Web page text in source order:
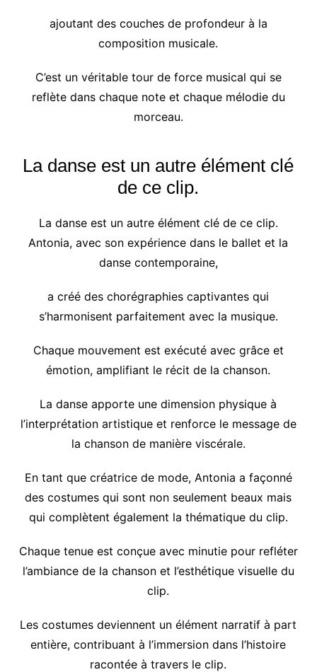
ajoutant des couches de profondeur à la
composition musicale.
C’est un véritable tour de force musical qui se
reflète dans chaque note et chaque mélodie du
morceau.
La danse est un autre élément clé
de ce clip.
La danse est un autre élément clé de ce clip.
Antonia, avec son expérience dans le ballet et la
danse contemporaine,
a créé des chorégraphies captivantes qui
s’harmonisent parfaitement avec la musique.
Chaque mouvement est exécuté avec grâce et
émotion, amplifiant le récit de la chanson.
La danse apporte une dimension physique à
l’interprétation artistique et renforce le message de
la chanson de manière viscérale.
En tant que créatrice de mode, Antonia a façonné
des costumes qui sont non seulement beaux mais
qui complètent également la thématique du clip.
Chaque tenue est conçue avec minutie pour refléter
l’ambiance de la chanson et l’esthétique visuelle du
clip.
Les costumes deviennent un élément narratif à part
entière, contribuant à l’immersion dans l’histoire
racontée à travers le clip.